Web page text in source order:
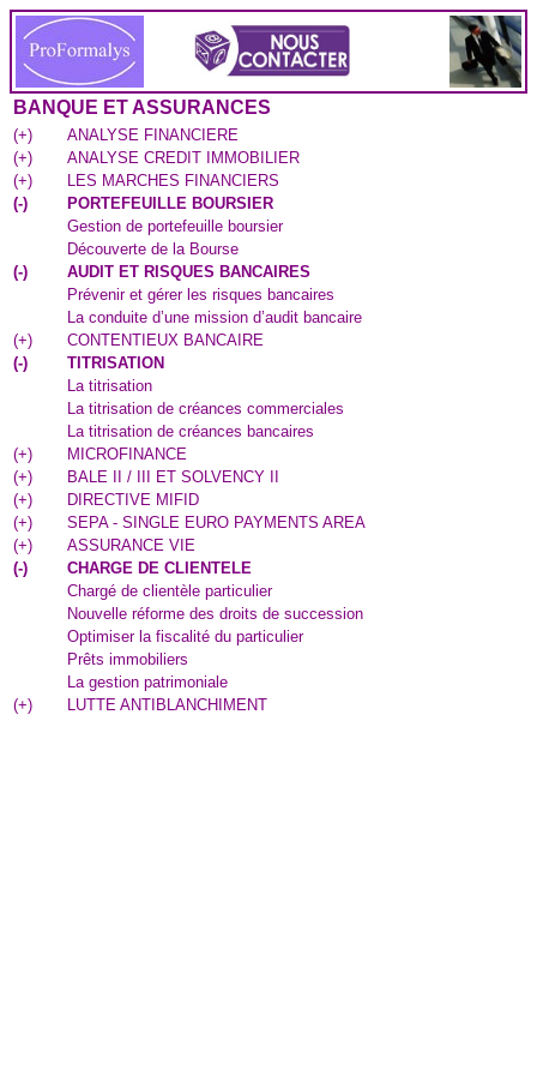
BANQUE ET ASSURANCES
(+)
ANALYSE FINANCIERE
(+)
ANALYSE CREDIT IMMOBILIER
(+)
LES MARCHES FINANCIERS
(-)
PORTEFEUILLE BOURSIER
Gestion de portefeuille boursier
Découverte de la Bourse
(-)
AUDIT ET RISQUES BANCAIRES
Prévenir et gérer les risques bancaires
La conduite d’une mission d’audit bancaire
(+)
CONTENTIEUX BANCAIRE
(-)
TITRISATION
La titrisation
La titrisation de créances commerciales
La titrisation de créances bancaires
(+)
MICROFINANCE
(+)
BALE II / III ET SOLVENCY II
(+)
DIRECTIVE MIFID
(+)
SEPA - SINGLE EURO PAYMENTS AREA
(+)
ASSURANCE VIE
(-)
CHARGE DE CLIENTELE
Chargé de clientèle particulier
Nouvelle réforme des droits de succession
Optimiser la fiscalité du particulier
Prêts immobiliers
La gestion patrimoniale
(+) LUTTE ANTIBLANCHIMENT